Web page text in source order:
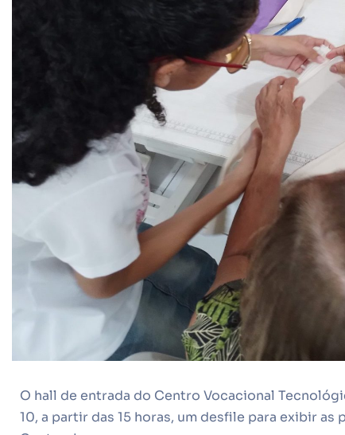
O hall de entrada do Centro Vocacional
10, a partir das 15 horas, um desfile para exibir